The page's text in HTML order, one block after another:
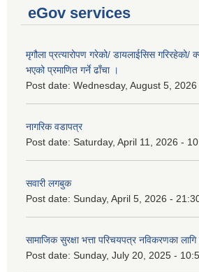
eGov services
मृगौला प्रत्यारोपण गरेको/ डायलाईसिस गरिरहेको/
भएको प्रमाणित गर्ने ढाँचा ।
Post date: Wednesday, August 5,
नागरिक वडापत्र
Post date: Saturday, April 11, 2026 -
सवारी लगबुक
Post date: Sunday, April 5, 2026 -
सामाजिक सुरक्षा भत्ता परिचयपत्र नविकरणका
Post date: Sunday, July 20, 2025 -